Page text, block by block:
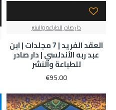
دار صادر للطباعة والنشر
العقد الفريد | 7 مجلدات | ابن
عبد ربه الأندلسي | دار صادر
للطباعة والنشر
€95.00